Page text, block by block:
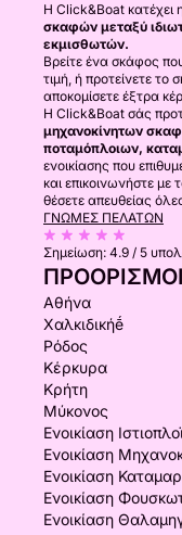
Η Click&Boat κατέχει
σκαφών μεταξύ
εκμισθωτών.
Βρείτε ένα σκάφος
τιμή, ή προτείνετε το
αποκομίσετε έξτρα
Η Click&Boat σάς
μηχανοκίνητων
ποταμόπλοιων,
ενοικίασης που
και επικοινωνήστε με
θέσετε απευθείας
ΓΝΏΜΕΣ ΠΕΛΑΤΏΝ
Σημείωση: 4.9 / 5
ΠΡΟΟΡΙΣΜΟΊ
Αθήνα
Χαλκιδικήḗ
Ρόδος
Κέρκυρα
Κρήτη
Μύκονος
Ενοικίαση
Ενοικίαση
Ενοικίαση
Ενοικίαση
Ενοικίαση